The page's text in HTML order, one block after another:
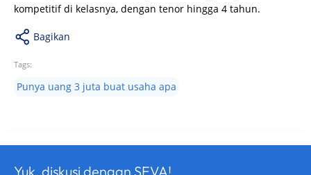
kompetitif di kelasnya, dengan tenor hingga 4 tahun.
Bagikan
Tags:
Punya uang 3 juta buat usaha apa
Yuk, diskusi dengan SEVA!